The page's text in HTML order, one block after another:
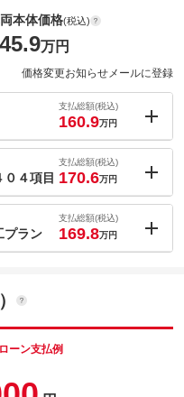
本体価格(税込)
万円
価格変更お知らせメールに登録
支払総額(税込)
160.9万円
なることがございます。ご了承く
０４項目
支払総額(税込)
170.6万円
プラン
支払総額(税込)
169.8万円
ーン支払例